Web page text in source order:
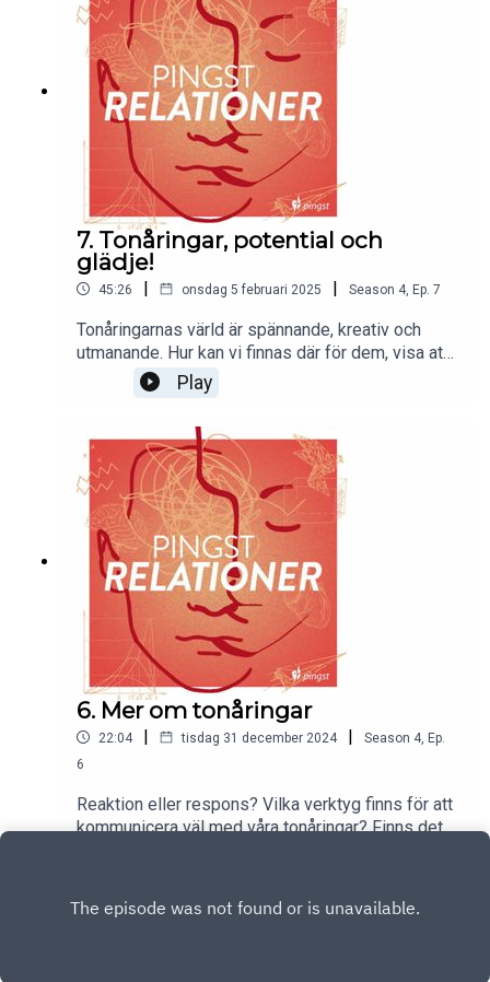
7. Tonåringar, potential och
glädje!
45:26 | onsdag 5 februari 2025 | Season 4, Ep. 7
Tonåringarnas värld är spännande, kreativ och
utmanande. Hur kan vi finnas där för dem, visa att
vi tror på dem och hur kan vi förhålla oss till att vi
själva faktiskt inte förstår? Följ med in när Victoria
skratt men även massor av bra tips och
inspiration!
Play
6. Mer om tonåringar
22:04 | tisdag 31 december 2024 | Season 4, Ep.
6
Reaktion eller respons? Vilka verktyg finns för att
kommunicera väl med våra tonåringar? Finns det